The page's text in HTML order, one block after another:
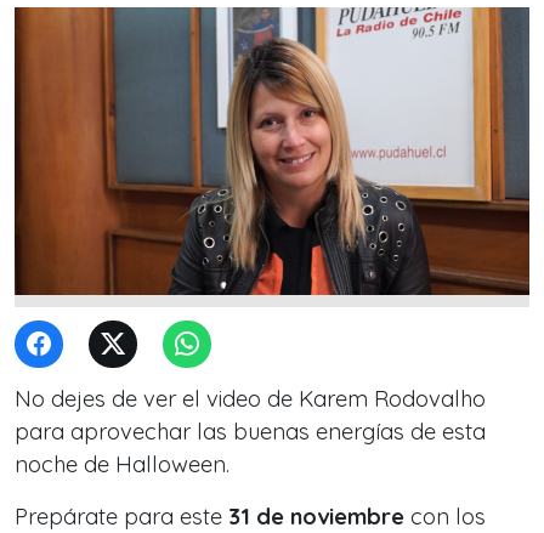
No dejes de ver el video de Karem Rodovalho
para aprovechar las buenas energías de esta
noche de Halloween.
Prepárate para este 31 de noviembre con los